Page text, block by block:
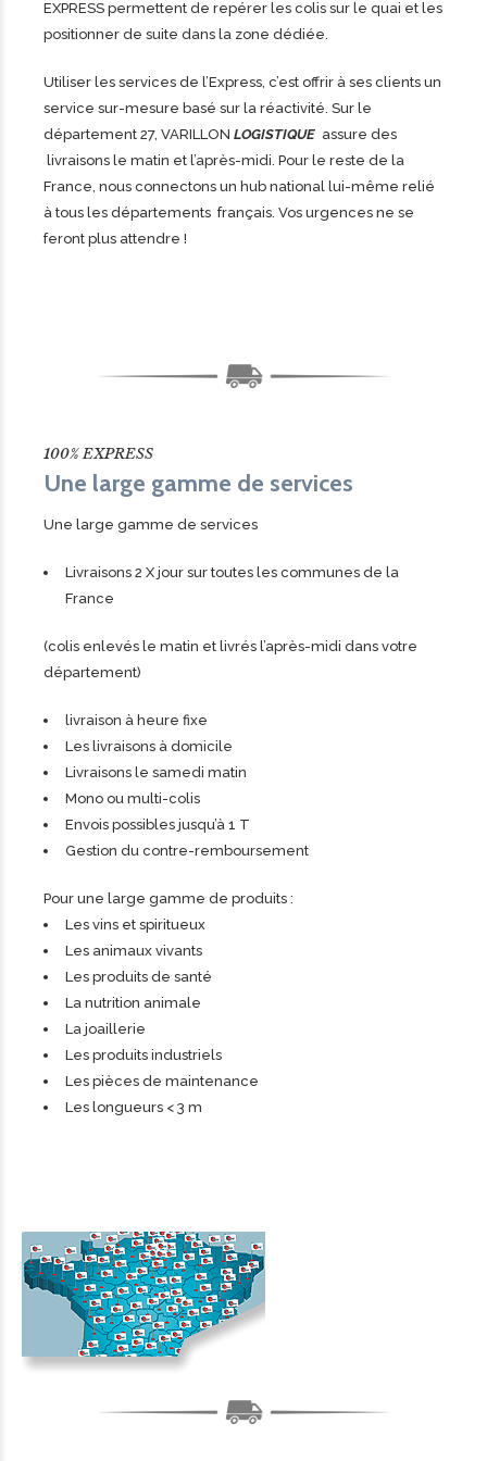
EXPRESS permettent de repérer les colis sur le quai et les
positionner de suite dans la zone dédiée.
Utiliser les services de l’Express, c’est offrir à ses clients un
service sur-mesure basé sur la réactivité. Sur le
département 27, VARILLON LOGISTIQUE assure des
livraisons le matin et l’après-midi. Pour le reste de la
France, nous connectons un hub national lui-même relié
à tous les départements français. Vos urgences ne se
feront plus attendre !
100% EXPRESS
Une large gamme de services
Une large gamme de services
Livraisons 2 X jour sur toutes les communes de la
France
(colis enlevés le matin et livrés l’après-midi dans votre
département)
livraison à heure fixe
Les livraisons à domicile
Livraisons le samedi matin
Mono ou multi-colis
Envois possibles jusqu’à 1 T
Gestion du contre-remboursement
Pour une large gamme de produits :
Les vins et spiritueux
Les animaux vivants
Les produits de santé
La nutrition animale
La joaillerie
Les produits industriels
Les pièces de maintenance
Les longueurs < 3 m
1
2
3
0
1